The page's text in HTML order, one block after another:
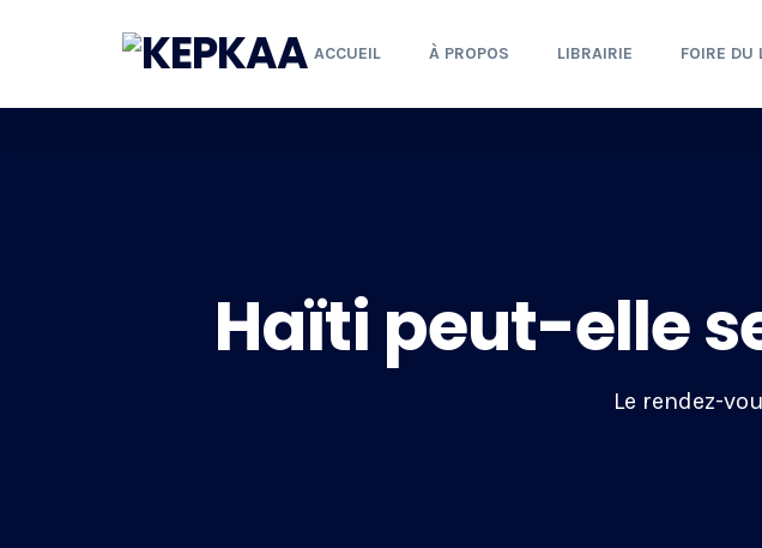
ACCUEIL À PROPOS LIBRAIRIE FOIRE DU
Haïti peut-elle
Le rendez-